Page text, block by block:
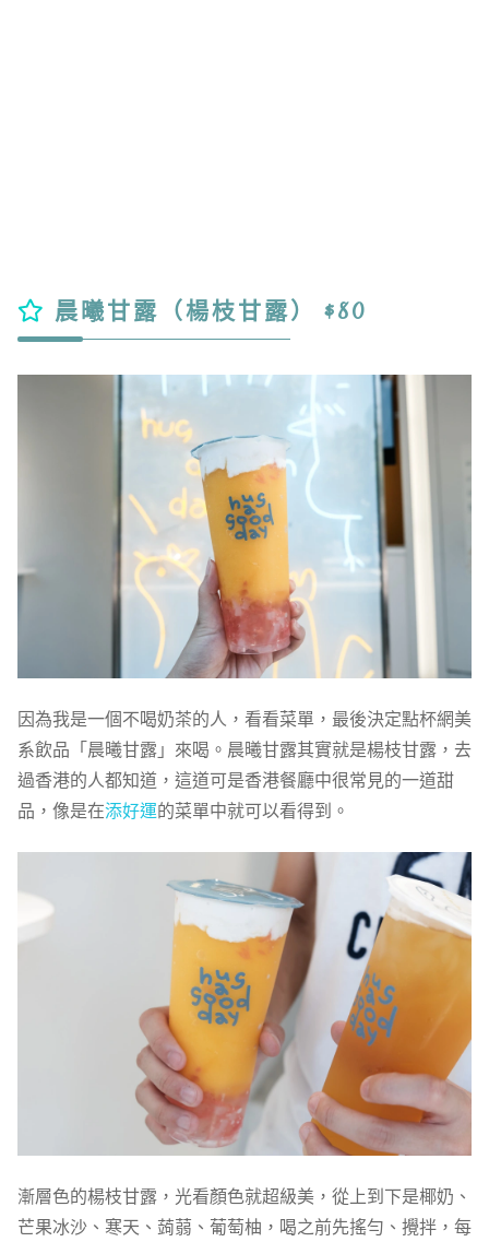
晨曦甘露（楊枝甘露） $80
因為我是一個不喝奶茶的人，看看菜單，最後決定點杯網美
系飲品「晨曦甘露」來喝。晨曦甘露其實就是楊枝甘露，去
過香港的人都知道，這道可是香港餐廳中很常見的一道甜
品，像是在添好運的菜單中就可以看得到。
漸層色的楊枝甘露，光看顏色就超級美，從上到下是椰奶、
芒果冰沙、寒天、蒟蒻、葡萄柚，喝之前先搖勻、攪拌，每